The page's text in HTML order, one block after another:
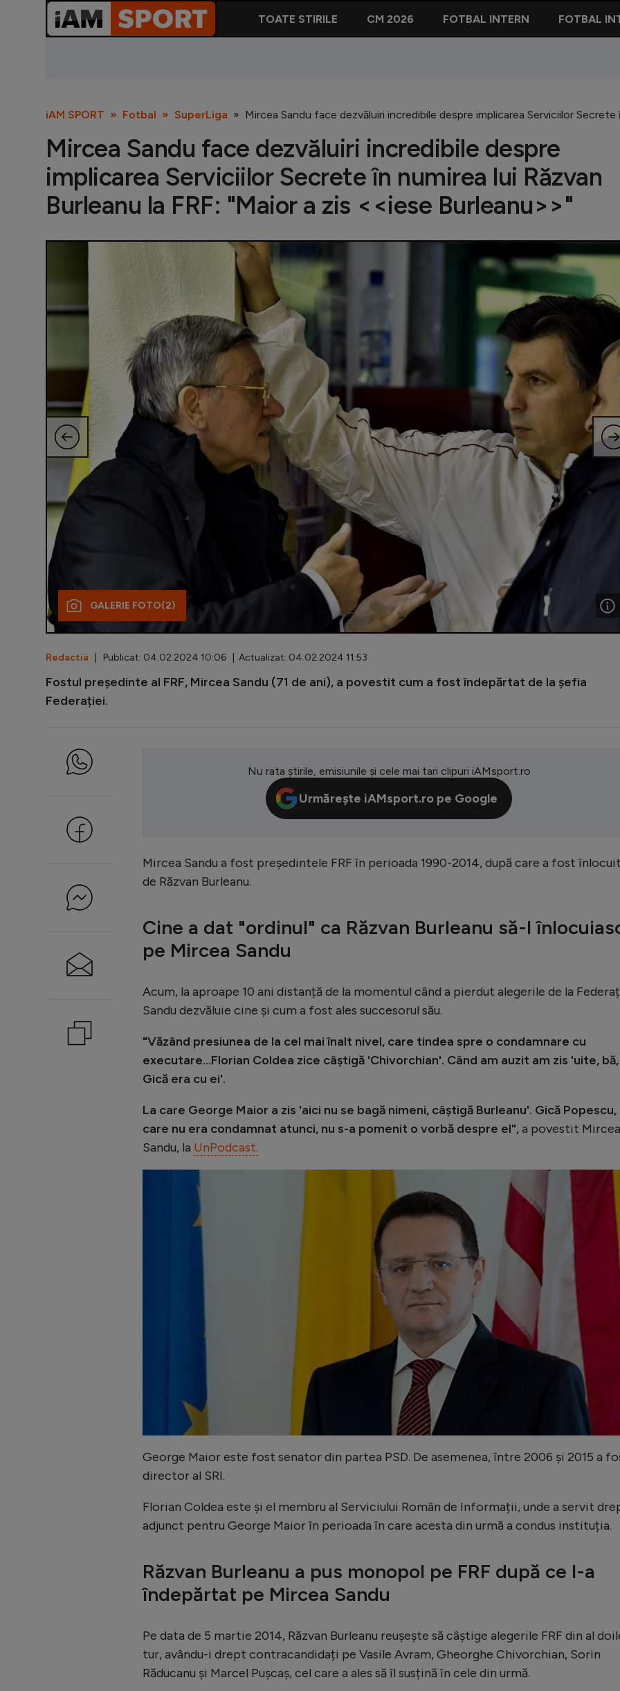
TOATE STIRILE CM 2026 FOTBAL INTERN FOTBAL
iAM SPORT Fotbal SuperLiga Mircea Sandu face dezvăluiri incredibile despre implicarea Serviciilor
Mircea Sandu face dezvăluiri incredibile despre
implicarea Serviciilor Secrete în numirea lui Răzvan
Burleanu la FRF: "Maior a zis <<iese Burleanu>>"
GALERIE FOTO(2)
Redactia | Publicat: 04.02.2024 10:06 | Actualizat: 04.02.2024 11:53
Fostul președinte al FRF, Mircea Sandu (71 de ani), a povestit cum a fost îndepărtat de la șefia
Federației.
Nu rata știrile, emisiunile și cele mai tari clipuri iAMsport.ro
Urmărește iAMsport.ro pe Google
Mircea Sandu a fost președintele FRF în perioada 1990-2014, după care a fost
de Răzvan Burleanu.
Cine a dat "ordinul" ca Răzvan Burleanu să-l
pe Mircea Sandu
Acum, la aproape 10 ani distanță de la momentul când a pierdut alegerile de la
Sandu dezvăluie cine și cum a fost ales succesorul său.
"Văzând presiunea de la cel mai înalt nivel, care tindea spre o condamnare cu
executare...Florian Coldea zice câștigă 'Chivorchian'. Când am auzit am zis 'uite, bă,
Gică era cu ei'.
La care George Maior a zis 'aici nu se bagă nimeni, câștigă Burleanu'. Gică Popescu,
care nu era condamnat atunci, nu s-a pomenit o vorbă despre el",a povestit Mircea
Sandu, la UnPodcast.
George Maior este fost senator din partea PSD. De asemenea, între 2006 și 2015 a
director al SRI.
Florian Coldea este și el membru al Serviciului Român de Informații, unde a servit
adjunct pentru George Maior în perioada în care acesta din urmă a condus instituția.
Răzvan Burleanu a pus monopol pe FRF după ce l-a
îndepărtat pe Mircea Sandu
Pe data de 5 martie 2014, Răzvan Burleanu reușește să câștige alegerile FRF din al
tur, avându-i drept contracandidați pe Vasile Avram, Gheorghe Chivorchian, Sorin
Răducanu și Marcel Pușcaș, cel care a ales să îl susțină în cele din urmă.